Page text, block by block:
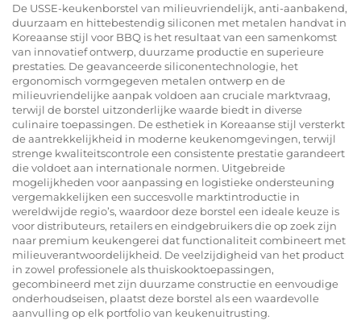
De USSE-keukenborstel van milieuvriendelijk, anti-aanbakend,
duurzaam en hittebestendig siliconen met metalen handvat in
Koreaanse stijl voor BBQ is het resultaat van een samenkomst
van innovatief ontwerp, duurzame productie en superieure
prestaties. De geavanceerde siliconentechnologie, het
ergonomisch vormgegeven metalen ontwerp en de
milieuvriendelijke aanpak voldoen aan cruciale marktvraag,
terwijl de borstel uitzonderlijke waarde biedt in diverse
culinaire toepassingen. De esthetiek in Koreaanse stijl versterkt
de aantrekkelijkheid in moderne keukenomgevingen, terwijl
strenge kwaliteitscontrole een consistente prestatie garandeert
die voldoet aan internationale normen. Uitgebreide
mogelijkheden voor aanpassing en logistieke ondersteuning
vergemakkelijken een succesvolle marktintroductie in
wereldwijde regio’s, waardoor deze borstel een ideale keuze is
voor distributeurs, retailers en eindgebruikers die op zoek zijn
naar premium keukengerei dat functionaliteit combineert met
milieuverantwoordelijkheid. De veelzijdigheid van het product
in zowel professionele als thuiskooktoepassingen,
gecombineerd met zijn duurzame constructie en eenvoudige
onderhoudseisen, plaatst deze borstel als een waardevolle
aanvulling op elk portfolio van keukenuitrusting.